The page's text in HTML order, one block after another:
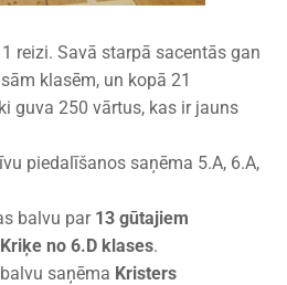
reizi. Savā starpā sacentās gan
klasēm, un kopā 21
guva 250 vārtus, kas ir jauns
piedalīšanos saņēma 5.A, 6.A,
balvu par 13 gūtajiem
no 6.D klases.
saņēma Kristers